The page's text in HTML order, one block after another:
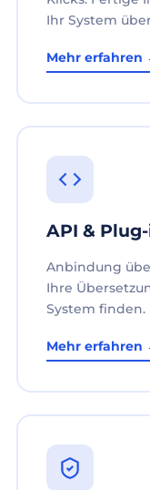
Ihr System
Mehr erfahren
API &
Anbindung
Ihre
System finden.
Mehr erfahren